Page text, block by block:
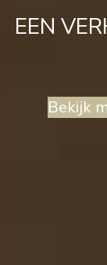
EEN
Bekijk